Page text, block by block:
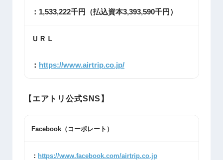
：1,533,222千円（払込資本3,393,590千円）
ＵＲＬ
： https://www.airtrip.co.jp/
【エアトリ公式SNS】
Facebook （コーポレート）
： https://www.facebook.com/airtrip.co.jp